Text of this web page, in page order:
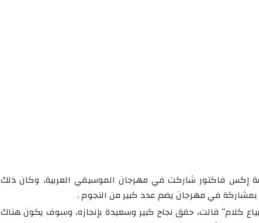
إكس فاكتور شاركت في مهرجان الموسيقي العربية، وكان ذلك
بمشاركة في مهرجان يضم عدد كبير من النجوم .
كلام” قالت، حقق نجاح كبير وسعيدة بإنجازه، وسوف يكون هناك